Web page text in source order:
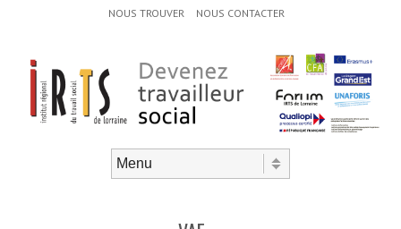
NOUS TROUVER NOUS CONTACTER